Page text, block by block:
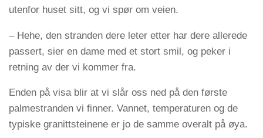
utenfor huset sitt, og vi spør om veien.
– Hehe, den stranden dere leter etter har dere allerede
passert, sier en dame med et stort smil, og peker i
retning av der vi kommer fra.
Enden på visa blir at vi slår oss ned på den første
palmestranden vi finner. Vannet, temperaturen og de
typiske granittsteinene er jo de samme overalt på øya.